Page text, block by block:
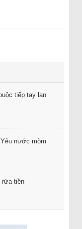
tiếp tay lan
nước mõm
rửa tiền